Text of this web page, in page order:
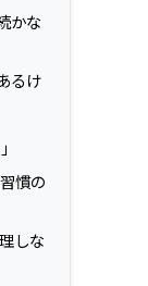
かな
るけ
慣の
しな